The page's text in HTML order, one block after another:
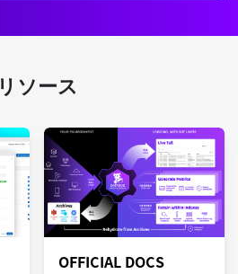
リソース
OFFICIAL DOCS